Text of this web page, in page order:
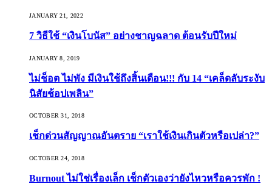
JANUARY 21, 2022
7 วิธีใช้ “เงินโบนัส” อย่างชาญฉลาด ต้อนรับปีใหม่
JANUARY 8, 2019
ไม่ช็อต ไม่พัง มีเงินใช้ถึงสิ้นเดือน!!! กับ 14 “เคล็ดลับระงับ
นิสัยช้อปเพลิน”
OCTOBER 31, 2018
เช็กด่วนสัญญาณอันตราย “เราใช้เงินเกินตัวหรือเปล่า?”
OCTOBER 24, 2018
Burnout ไม่ใช่เรื่องเล็ก เช็กตัวเองว่ายังไหวหรือควรพัก !